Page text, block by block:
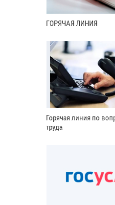
ГОРЯЧАЯ ЛИНИЯ
Горячая линия по
труда